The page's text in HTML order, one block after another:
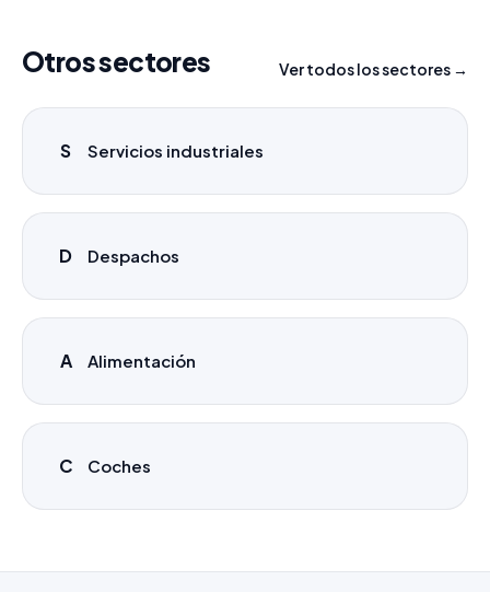
Otros sectores Ver todos los sectores →
S Servicios industriales
D Despachos
A Alimentación
C Coches